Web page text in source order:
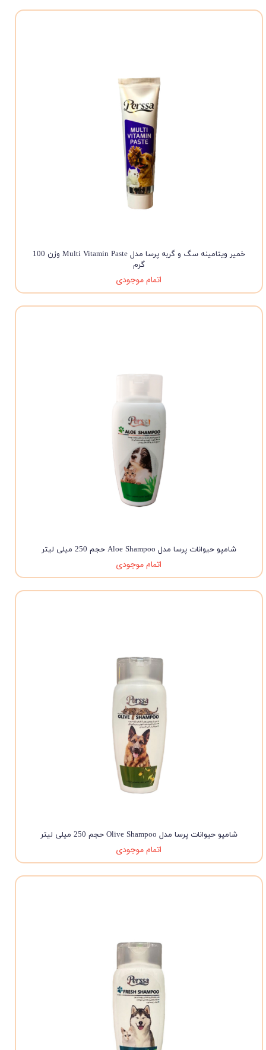
خمیر ویتامینه سگ و گربه پرسا مدل Multi Vitamin Paste وزن 100
گرم
اتمام موجودی
شامپو حیوانات پرسا مدل Aloe Shampoo حجم 250 میلی لیتر
اتمام موجودی
شامپو حیوانات پرسا مدل Olive Shampoo حجم 250 میلی لیتر
اتمام موجودی